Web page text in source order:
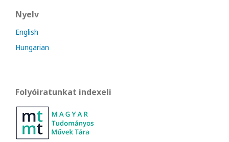
Nyelv
English
Hungarian
Folyóiratunkat indexeli